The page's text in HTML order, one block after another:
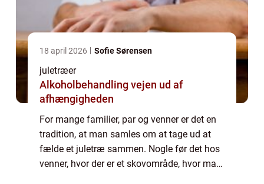
18 april 2026 Sofie Sørensen
juletræer
Alkoholbehandling vejen ud af
afhængigheden
For mange familier, par og venner er det en
tradition, at man samles om at tage ud at
fælde et juletræ sammen. Nogle før det hos
venner, hvor der er et skovområde, hvor man